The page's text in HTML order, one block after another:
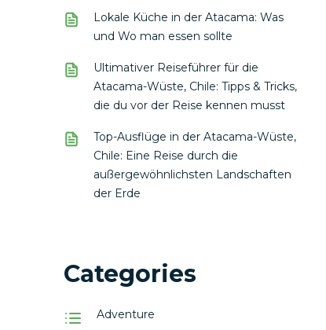
Lokale Küche in der Atacama: Was
und Wo man essen sollte
Ultimativer Reiseführer für die
Atacama-Wüste, Chile: Tipps & Tricks,
die du vor der Reise kennen musst
Top-Ausflüge in der Atacama-Wüste,
Chile: Eine Reise durch die
außergewöhnlichsten Landschaften
der Erde
Categories
Adventure